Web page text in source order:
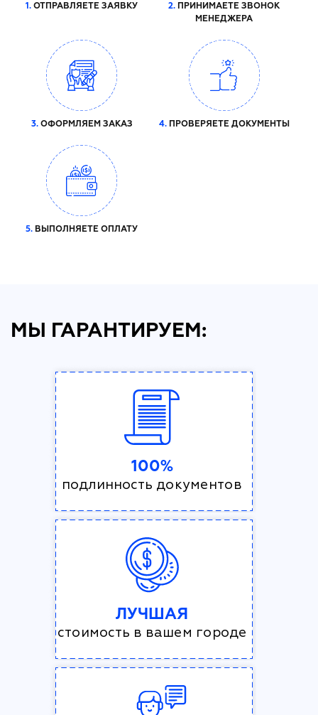
1. ОТПРАВЛЯЕТЕ ЗАЯВКУ 2. ПРИНИМАЕТЕ ЗВОНОК
МЕНЕДЖЕРА
3.ОФОРМЛЯЕМ ЗАКАЗ 4.ПРОВЕРЯЕТЕ ДОКУМЕНТЫ
5. ВЫПОЛНЯЕТЕ ОПЛАТУ
МЫ ГАРАНТИРУЕМ:
100%
подлинность документов
ЛУЧШАЯ
стоимость в вашем городе